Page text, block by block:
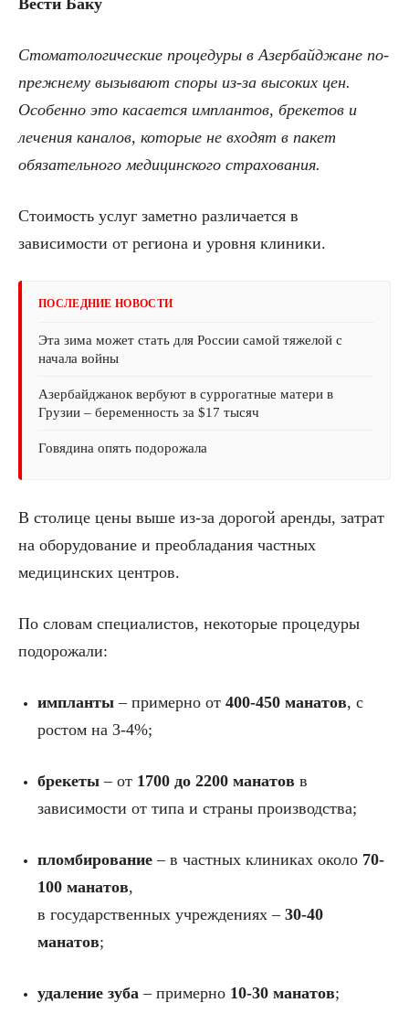
Вести Баку
Стоматологические процедуры в Азербайджане по-
прежнему вызывают споры из-за высоких цен.
Особенно это касается имплантов, брекетов и
лечения каналов, которые не входят в пакет
обязательного медицинского страхования.
Стоимость услуг заметно различается в
зависимости от региона и уровня клиники.
ПОСЛЕДНИЕ НОВОСТИ
Эта зима может стать для России самой тяжелой с
начала войны
Азербайджанок вербуют в суррогатные матери в
Грузии – беременность за $17 тысяч
Говядина опять подорожала
В столице цены выше из-за дорогой аренды, затрат
на оборудование и преобладания частных
медицинских центров.
По словам специалистов, некоторые процедуры
подорожали:
импланты – примерно от 400-450 манатов, с
ростом на 3-4%;
брекеты – от 1700 до 2200 манатов в
зависимости от типа и страны производства;
пломбирование – в частных клиниках около 70-
100 манатов,
в государственных учреждениях – 30-40
манатов;
удаление зуба – примерно 10-30 манатов;